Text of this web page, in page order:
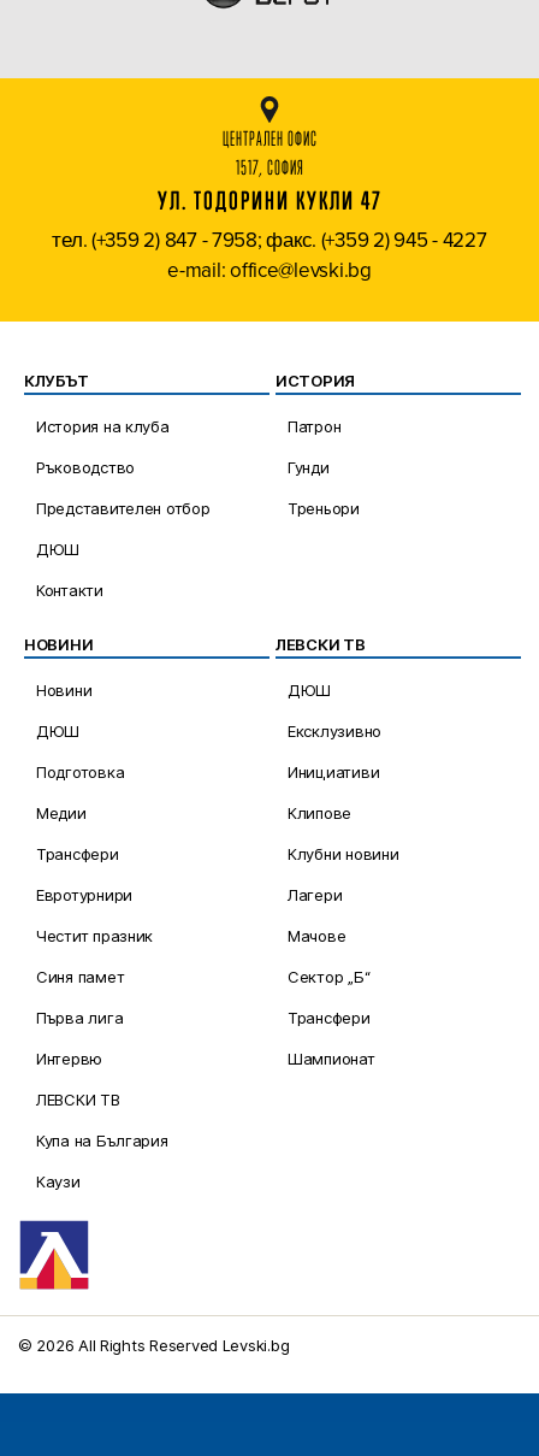
ЦЕНТРАЛЕН ОФИС
1517, СОФИЯ
УЛ. ТОДОРИНИ КУКЛИ 47
тел. (+359 2) 847 - 7958; факс. (+359 2) 945 - 4227
e-mail: office@levski.bg
КЛУБЪТ
История на клуба
Ръководство
Представителен отбор
ДЮШ
Контакти
ИСТОРИЯ
Патрон
Гунди
Треньори
НОВИНИ
Новини
ДЮШ
Подготовка
Медии
Трансфери
Евротурнири
Честит празник
Синя памет
Първа лига
Интервю
ЛЕВСКИ ТВ
Купа на България
Каузи
ЛЕВСКИ ТВ
ДЮШ
Ексклузивно
Инициативи
Клипове
Клубни новини
Лагери
Мачове
Сектор „Б“
Трансфери
Шампионат
© 2026 All Rights Reserved Levski.bg